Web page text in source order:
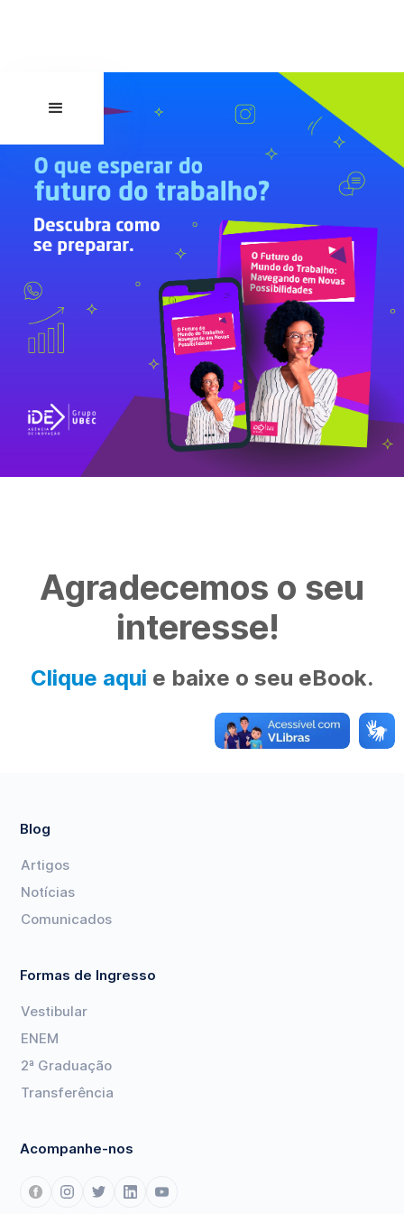
Agradecemos o seu
interesse!
Clique aqui e baixe o seu eBook.
Blog
Artigos
Notícias
Comunicados
Formas de Ingresso
Vestibular
ENEM
2ª Graduação
Transferência
Acompanhe-nos